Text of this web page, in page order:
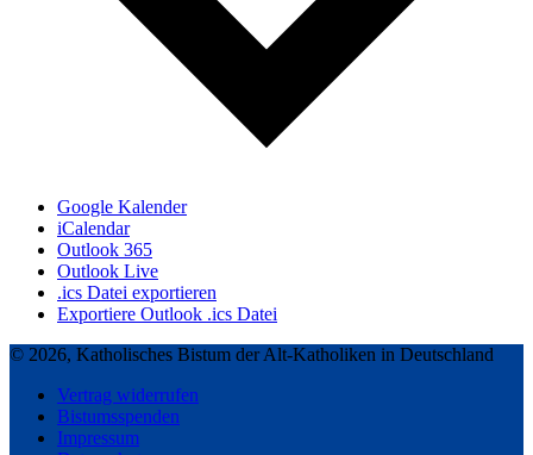
Google Kalender
iCalendar
Outlook 365
Outlook Live
.ics Datei exportieren
Exportiere Outlook .ics Datei
© 2026, Katholisches Bistum der Alt-Katholiken in Deutschland
Vertrag widerrufen
Bistumsspenden
Impressum